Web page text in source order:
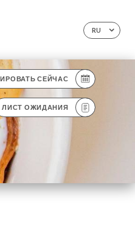
RU
СЕЙЧАС
ЛИСТ ОЖИДАНИЯ